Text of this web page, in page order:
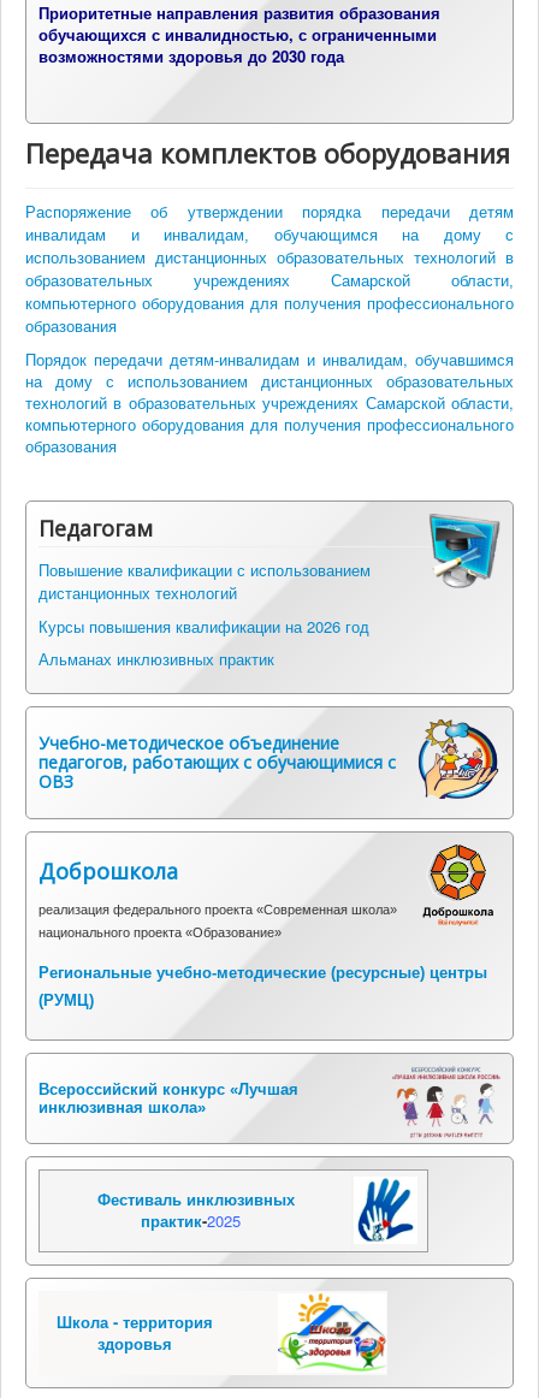
Приоритетные направления развития образования
обучающихся с инвалидностью, с ограниченными
возможностями здоровья до 2030 года
Передача комплектов оборудования
Распоряжение об утверждении порядка передачи детям
инвалидам и инвалидам, обучающимся на дому с
использованием дистанционных образовательных технологий в
образовательных учреждениях Самарской области,
компьютерного оборудования для получения профессионального
образования
Порядок передачи детям-инвалидам и инвалидам, обучавшимся
на дому с использованием дистанционных образовательных
технологий в образовательных учреждениях Самарской области,
компьютерного оборудования для получения профессионального
образования
Педагогам
Повышение квалификации с использованием
дистанционных технологий
Курсы повышения квалификации на 2026 год
Альманах инклюзивных практик
Учебно-методическое объединение
педагогов, работающих с обучающимися с
ОВЗ
Доброшкола
реализация федерального проекта «Современная школа»
национального проекта «Образование»
Региональные учебно-методические (ресурсные) центры
(РУМЦ)
Всероссийский конкурс «Лучшая
инклюзивная школа»
Фестиваль инклюзивных
практик-2025
Школа - территория
здоровья